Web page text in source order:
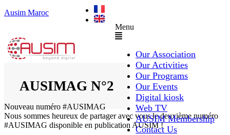
Ausim Maroc
Menu
Our Association
Our Activities
Our Programs
Our Events
Digital kiosk
Web TV
AUSIM Membership
Contact Us
AUSIMAG N°2
Nouveau numéro #AUSIMAG
Nous sommes heureux de partager avec vous le deuxième numéro
#AUSIMAG disponible en publication AUSIM !